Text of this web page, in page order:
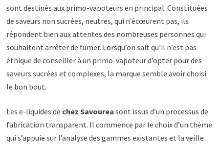
sont destinés aux primo-vapoteurs en principal. Constituées
de saveurs non sucrées, neutres, qui n’écœurent pas, ils
répondent bien aux attentes des nombreuses personnes qui
souhaitent arrêter de fumer. Lorsqu’on sait qu’il n’est pas
éthique de conseiller à un primo-vapoteur d’opter pour des
saveurs sucrées et complexes, la marque semble avoir choisi
le bon bout.
Les e-liquides de chez Savourea sont issus d’un processus de
fabrication transparent. Il commence par le choix d’un thème
qui s’appuie sur l’analyse des gammes existantes et la veille